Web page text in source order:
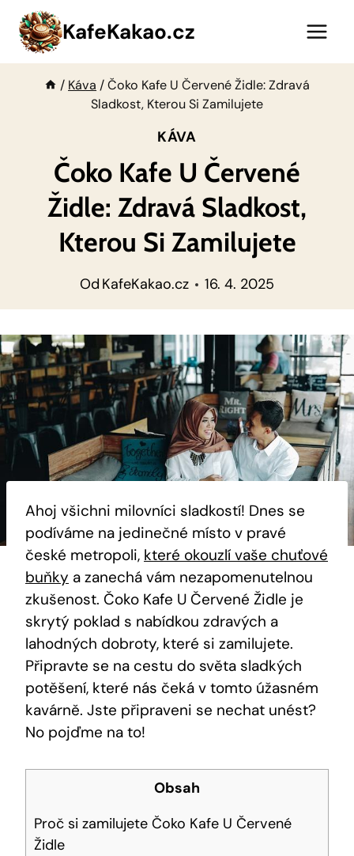
Přeskočit
obsah
KafeKakao.cz
/ Káva /Čoko Kafe U Červené Židle: Zdravá
Sladkost, Kterou Si Zamilujete
KÁVA
Čoko Kafe U Červené
Židle: Zdravá Sladkost,
Kterou Si Zamilujete
Od KafeKakao.cz 16. 4. 2025
Ahoj všichni milovníci sladkostí! Dnes se
podíváme na jedinečné místo v pravé
české metropoli, které okouzlí vaše chuťové
buňky a zanechá vám nezapomenutelnou
zkušenost. Čoko Kafe U Červené Židle je
skrytý poklad s nabídkou zdravých a
lahodných dobroty, které si zamilujete.
Připravte se na cestu do světa sladkých
potěšení, které nás čeká v tomto úžasném
kavárně. Jste připraveni se nechat unést?
No pojďme na to!
Obsah
Proč si zamilujete Čoko Kafe U Červené
Židle